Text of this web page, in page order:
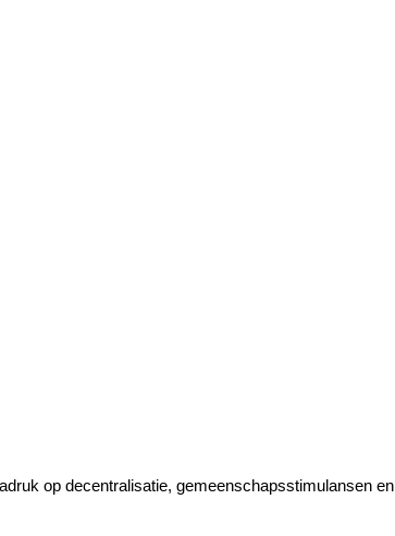
op decentralisatie, gemeenschapsstimulansen en